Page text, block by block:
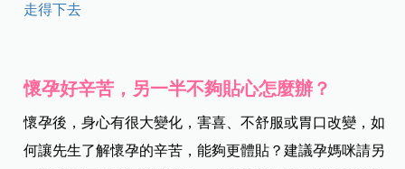
走得下去
懷孕好辛苦，另一半不夠貼心怎麼辦？
懷孕後，身心有很大變化，害喜、不舒服或胃口改變，如
何讓先生了解懷孕的辛苦，能夠更體貼？建議孕媽咪請另